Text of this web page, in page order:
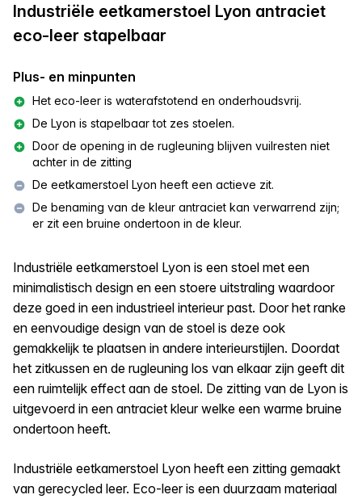
Industriële eetkamerstoel Lyon antraciet
eco-leer stapelbaar
Plus- en minpunten
Het eco-leer is waterafstotend en onderhoudsvrij.
De Lyon is stapelbaar tot zes stoelen.
Door de opening in de rugleuning blijven vuilresten niet
achter in de zitting
De eetkamerstoel Lyon heeft een actieve zit.
De benaming van de kleur antraciet kan verwarrend zijn;
er zit een bruine ondertoon in de kleur.
Industriële eetkamerstoel Lyon is een stoel met een
minimalistisch design en een stoere uitstraling waardoor
deze goed in een industrieel interieur past. Door het ranke
en eenvoudige design van de stoel is deze ook
gemakkelijk te plaatsen in andere interieurstijlen. Doordat
het zitkussen en de rugleuning los van elkaar zijn geeft dit
een ruimtelijk effect aan de stoel. De zitting van de Lyon is
uitgevoerd in een antraciet kleur welke een warme bruine
ondertoon heeft.
Industriële eetkamerstoel Lyon heeft een zitting gemaakt
van gerecycled leer. Eco-leer is een duurzaam materiaal